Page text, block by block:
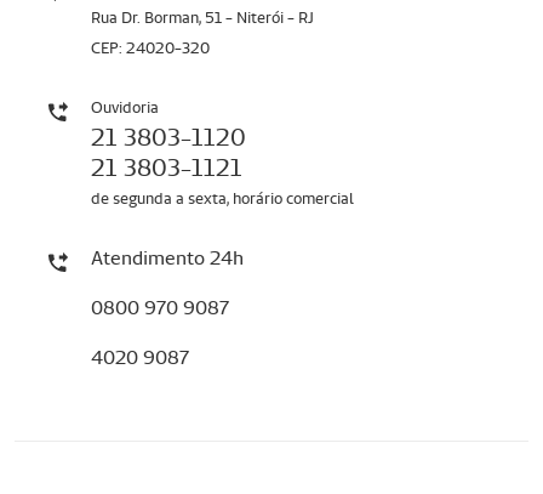
Rua Dr. Borman, 51 - Niterói - RJ
CEP: 24020-320
Ouvidoria
21 3803-1120
21 3803-1121
de segunda a sexta, horário comercial
Atendimento 24h
0800 970 9087
4020 9087